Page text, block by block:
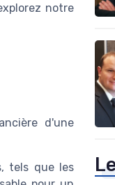
notre
d'une
tels que les